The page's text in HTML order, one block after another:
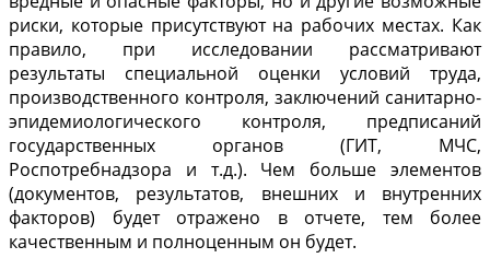
риски, которые присутствуют на рабочих местах. Как
правило, при исследовании рассматривают
результаты специальной оценки условий труда,
производственного контроля, заключений санитарно-
эпидемиологического контроля, предписаний
государственных органов (ГИТ, МЧС,
Роспотребнадзора и т.д.). Чем больше элементов
(документов, результатов, внешних и внутренних
факторов) будет отражено в отчете, тем более
качественным и полноценным он будет.